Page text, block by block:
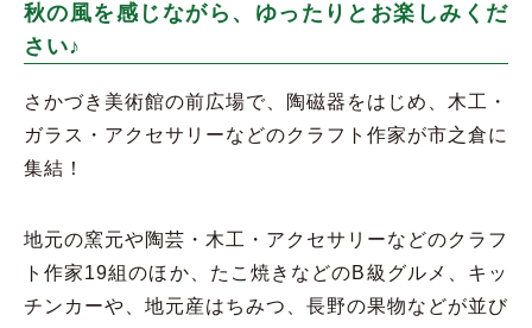
秋の風を感じながら、ゆったりとお楽しみくだ
さい♪
さかづき美術館の前広場で、陶磁器をはじめ、木工・
ガラス・アクセサリーなどのクラフト作家が市之倉に
集結！
地元の窯元や陶芸・木工・アクセサリーなどのクラフ
ト作家19組のほか、たこ焼きなどのB級グルメ、キッ
チンカーや、地元産はちみつ、長野の果物などが並び